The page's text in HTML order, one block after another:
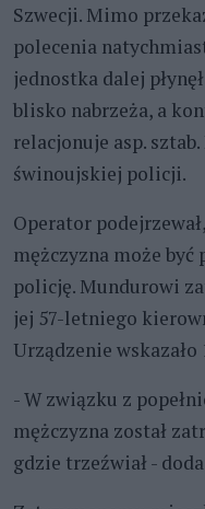
Szwecji. Mimo
polecenia
jednostka dalej
blisko nabrzeża, a
relacjonuje asp.
świnoujskiej policji.
Operator
mężczyzna może
policję. Mundurowi
jej 57-letniego
Urządzenie
- W związku z
mężczyzna został
gdzie trzeźwiał -